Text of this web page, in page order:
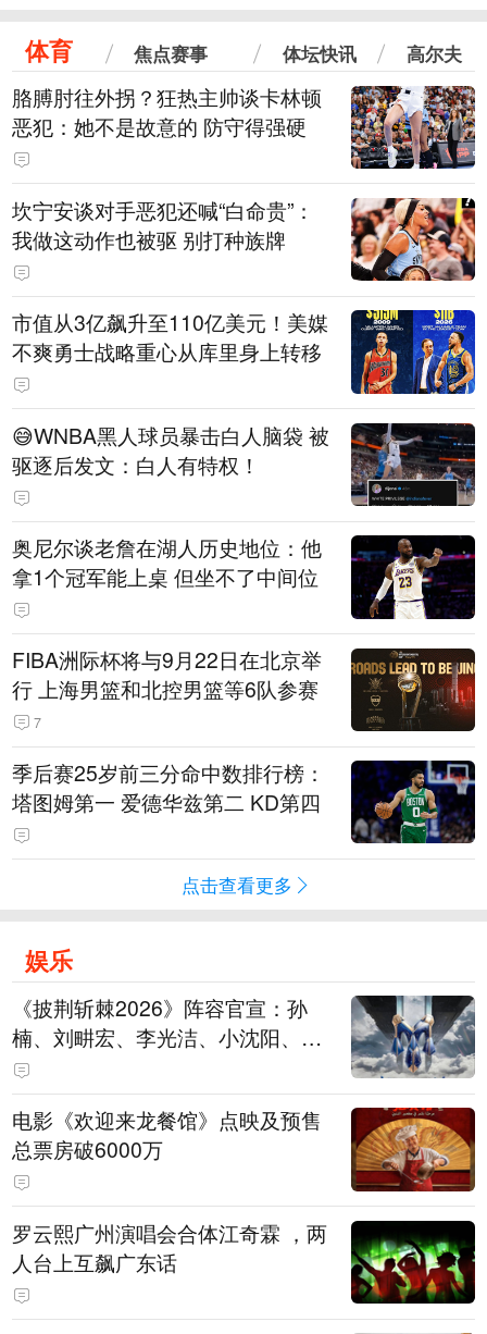
体育 焦点赛事 体坛快讯 高尔夫
胳膊肘往外拐？狂热主帅谈卡林顿
恶犯：她不是故意的 防守得强硬
坎宁安谈对手恶犯还喊“白命贵”：
我做这动作也被驱 别打种族牌
市值从3亿飙升至110亿美元！美媒
不爽勇士战略重心从库里身上转移
😅WNBA黑人球员暴击白人脑袋 被
驱逐后发文：白人有特权！
奥尼尔谈老詹在湖人历史地位：他
拿1个冠军能上桌 但坐不了中间位
FIBA洲际杯将与9月22日在北京举
行 上海男篮和北控男篮等6队参赛
7
季后赛25岁前三分命中数排行榜：
塔图姆第一 爱德华兹第二 KD第四
点击查看更多
娱乐
《披荆斩棘2026》阵容官宣：孙
楠、刘畊宏、李光洁、小沈阳、余
文乐、王传君等28位艺人
电影《欢迎来龙餐馆》点映及预售
总票房破6000万
罗云熙广州演唱会合体江奇霖 ，两
人台上互飙广东话